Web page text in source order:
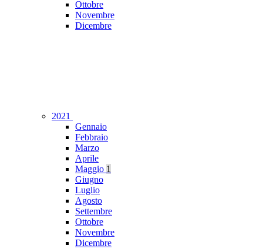
Ottobre
Novembre
Dicembre
2021
Gennaio
Febbraio
Marzo
Aprile
Maggio 1
Giugno
Luglio
Agosto
Settembre
Ottobre
Novembre
Dicembre